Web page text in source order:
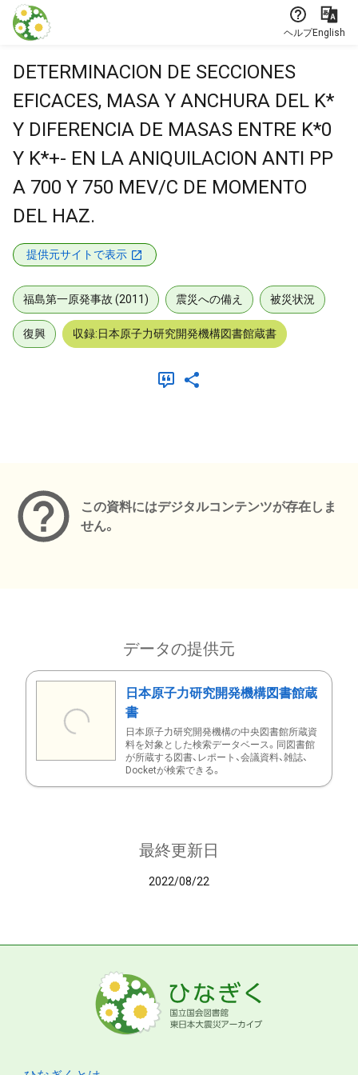
本文に飛ぶ
ヘルプEnglish
DETERMINACION DE SECCIONES
EFICACES, MASA Y ANCHURA DEL K*
Y DIFERENCIA DE MASAS ENTRE K*0
Y K*+- EN LA ANIQUILACION ANTI PP
A 700 Y 750 MEV/C DE MOMENTO
DEL HAZ.
提供元サイトで表示
福島第一原発事故 (2011) 震災への備え 被災状況
復興 収録:日本原子力研究開発機構図書館蔵書
この資料にはデジタルコンテンツが存在しま
せん。
データの提供元
日本原子力研究開発機構図書館蔵
書
日本原子力研究開発機構の中央図書館所蔵資
料を対象とした検索データベース。同図書館
が所蔵する図書、レポート、会議資料、雑誌、
Docketが検索できる。
最終更新日
2022/08/22